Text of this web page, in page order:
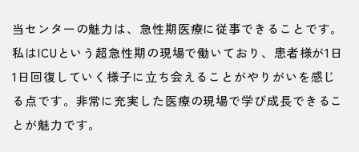
当センターの魅力は、急性期医療に従事できることです。
私はICUという超急性期の現場で働いており、患者様が1日
1日回復していく様子に立ち会えることがやりがいを感じ
る点です。非常に充実した医療の現場で学び成長できるこ
とが魅力です。